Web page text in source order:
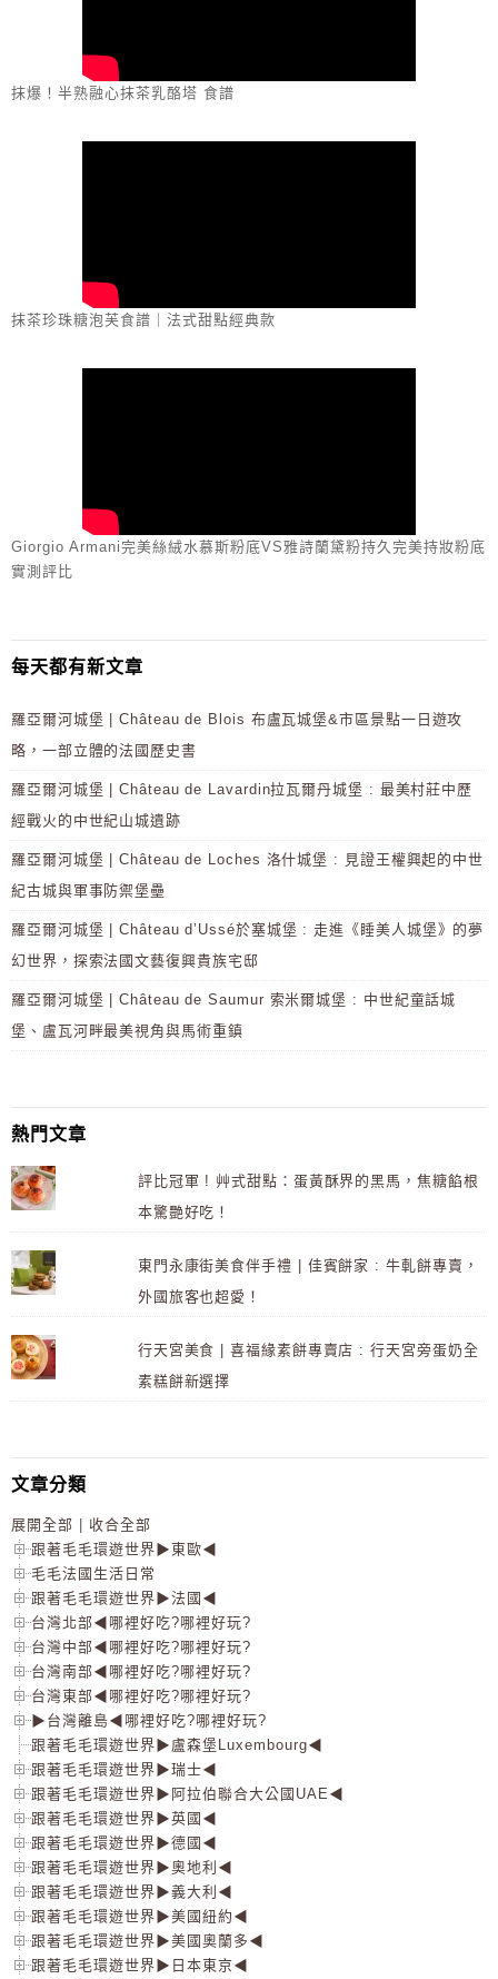
抹爆！半熟融心抹茶乳酪塔 食譜
抹茶珍珠糖泡芙食譜｜法式甜點經典款
Giorgio Armani完美絲絨水慕斯粉底VS雅詩蘭黛粉持久完美持妝粉底
實測評比
每天都有新文章
羅亞爾河城堡 | Château de Blois 布盧瓦城堡&市區景點一日遊攻
略，一部立體的法國歷史書
羅亞爾河城堡 | Château de Lavardin拉瓦爾丹城堡 : 最美村莊中歷
經戰火的中世紀山城遺跡
羅亞爾河城堡 | Château de Loches 洛什城堡 : 見證王權興起的中世
紀古城與軍事防禦堡壘
羅亞爾河城堡 | Château d’Ussé於塞城堡 : 走進《睡美人城堡》的夢
幻世界，探索法國文藝復興貴族宅邸
羅亞爾河城堡 | Château de Saumur 索米爾城堡 : 中世紀童話城
堡、盧瓦河畔最美視角與馬術重鎮
熱門文章
評比冠軍 ! 艸式甜點：蛋黃酥界的黑馬，焦糖餡根
本驚艷好吃！
東門永康街美食伴手禮 | 佳賓餅家 : 牛軋餅專賣，
外國旅客也超愛！
行天宮美食 | 喜福緣素餅專賣店 : 行天宮旁蛋奶全
素糕餅新選擇
文章分類
展開全部 | 收合全部
跟著毛毛環遊世界▶東歐◀
毛毛法國生活日常
跟著毛毛環遊世界▶法國◀
台灣北部◀哪裡好吃?哪裡好玩?
台灣中部◀哪裡好吃?哪裡好玩?
台灣南部◀哪裡好吃?哪裡好玩?
台灣東部◀哪裡好吃?哪裡好玩?
▶台灣離島◀哪裡好吃?哪裡好玩?
跟著毛毛環遊世界▶盧森堡Luxembourg◀
跟著毛毛環遊世界▶瑞士◀
跟著毛毛環遊世界▶阿拉伯聯合大公國UAE◀
跟著毛毛環遊世界▶英國◀
跟著毛毛環遊世界▶德國◀
跟著毛毛環遊世界▶奧地利◀
跟著毛毛環遊世界▶義大利◀
跟著毛毛環遊世界▶美國紐約◀
跟著毛毛環遊世界▶美國奧蘭多◀
跟著毛毛環遊世界▶日本東京◀